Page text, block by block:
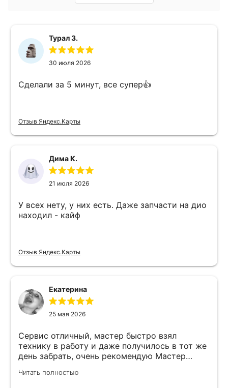
Турал З.
30 июля 2026
Сделали за 5 минут, все супер👍
Отзыв Яндекс.Карты
Дима К.
21 июля 2026
У всех нету, у них есть. Даже запчасти на дио
находил - кайф
Отзыв Яндекс.Карты
Екатерина
25 мая 2026
Сервис отличный, мастер быстро взял
технику в работу и даже получилось в тот же
день забрать, очень рекомендую Мастер
Читать полностью